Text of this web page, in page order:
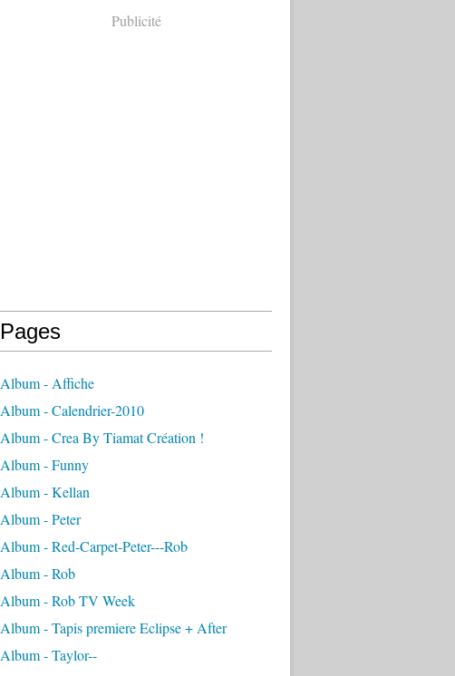
Publicité
Pages
Album - Affiche
Album - Calendrier-2010
Album - Crea By Tiamat Création !
Album - Funny
Album - Kellan
Album - Peter
Album - Red-Carpet-Peter---Rob
Album - Rob
Album - Rob TV Week
Album - Tapis premiere Eclipse + After
Album - Taylor--